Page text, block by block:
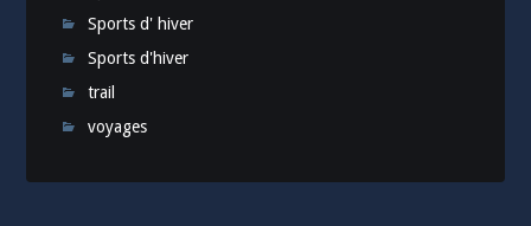
Sports d' hiver
Sports d'hiver
trail
voyages